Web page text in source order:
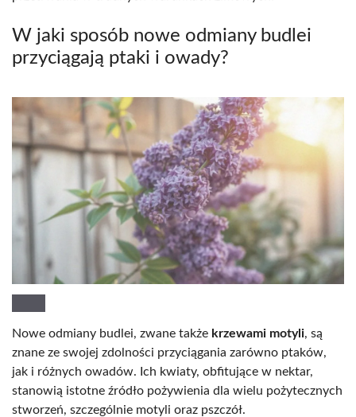
W jaki sposób nowe odmiany budlei
przyciągają ptaki i owady?
Nowe odmiany budlei, zwane także krzewami motyli, są
znane ze swojej zdolności przyciągania zarówno ptaków,
jak i różnych owadów. Ich kwiaty, obfitujące w nektar,
stanowią istotne źródło pożywienia dla wielu pożytecznych
stworzeń, szczególnie motyli oraz pszczół.